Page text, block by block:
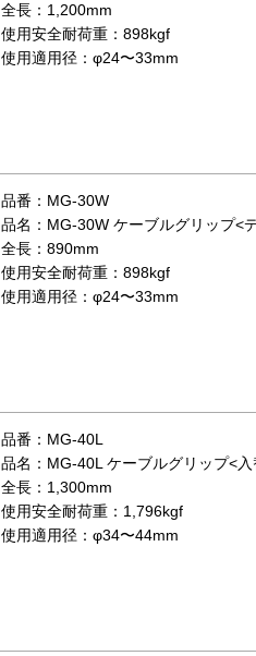
全長：1,200mm
使用安全耐荷重：898kgf
使用適用径：φ24〜33mm
品番：MG-30W
品名：MG-30W ケーブルグリップ<
全長：890mm
使用安全耐荷重：898kgf
使用適用径：φ24〜33mm
品番：MG-40L
品名：MG-40L ケーブルグリップ<
全長：1,300mm
使用安全耐荷重：1,796kgf
使用適用径：φ34〜44mm